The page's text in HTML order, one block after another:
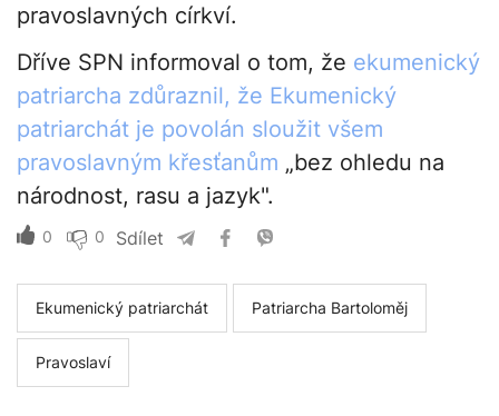
pravoslavných církví.
Dříve SPN informoval o tom, že ekumenický
patriarcha zdůraznil, že Ekumenický
patriarchát je povolán sloužit všem
pravoslavným křesťanům „bez ohledu na
národnost, rasu a jazyk".
0 0 Sdílet
Ekumenický patriarchát Patriarcha Bartoloměj
Pravoslaví